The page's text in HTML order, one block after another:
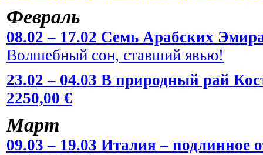
Февраль
08.02 – 17.02 Семь Арабских
Волшебный сон, ставший явью!
23.02 – 04.03 В природный рай
2250,00 €
Март
09.03 – 19.03 Италия –